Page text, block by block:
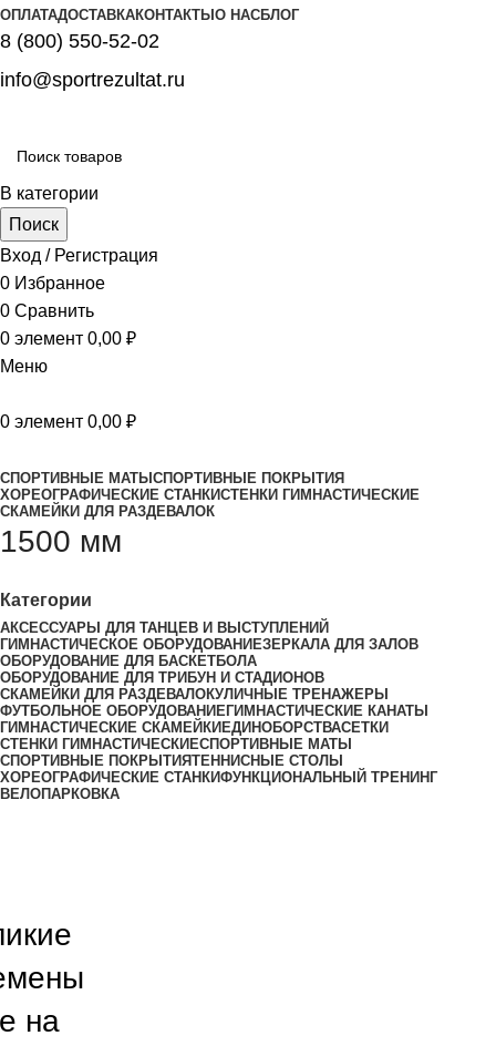
ОПЛАТАДОСТАВКАКОНТАКТЫ О НАСБЛОГ
8 (800) 550-52-02
info@sportrezultat.ru
В категории
Поиск
Вход / Регистрация
0 Избранное
0 Сравнить
0 элемент 0,00 ₽
Меню
0 элемент 0,00 ₽
СПОРТИВНЫЕ МАТЫ СПОРТИВНЫЕ ПОКРЫТИЯ
ХОРЕОГРАФИЧЕСКИЕ СТАНКИСТЕНКИ ГИМНАСТИЧЕСКИЕ
СКАМЕЙКИ ДЛЯ РАЗДЕВАЛОК
1500 мм
Категории
АКСЕССУАРЫ ДЛЯ ТАНЦЕВ И ВЫСТУПЛЕНИЙ
ГИМНАСТИЧЕСКОЕ ОБОРУДОВАНИЕЗЕРКАЛА ДЛЯ ЗАЛОВ
ОБОРУДОВАНИЕ ДЛЯ БАСКЕТБОЛА
ОБОРУДОВАНИЕ ДЛЯ ТРИБУН И СТАДИОНОВ
СКАМЕЙКИ ДЛЯ РАЗДЕВАЛОКУЛИЧНЫЕ ТРЕНАЖЕРЫ
ФУТБОЛЬНОЕ ОБОРУДОВАНИЕГИМНАСТИЧЕСКИЕ КАНАТЫ
ГИМНАСТИЧЕСКИЕ СКАМЕЙКИ ЕДИНОБОРСТВАСЕТКИ
СТЕНКИ ГИМНАСТИЧЕСКИЕСПОРТИВНЫЕ МАТЫ
СПОРТИВНЫЕ ПОКРЫТИЯТЕННИСНЫЕ СТОЛЫ
ХОРЕОГРАФИЧЕСКИЕ СТАНКИФУНКЦИОНАЛЬНЫЙ ТРЕНИНГ
ВЕЛОПАРКОВКА
на